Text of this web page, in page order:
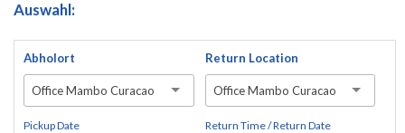
Auswahl:
Abholort
Office Mambo Curacao
Pickup Date
Return Location
Office Mambo Curacao
Return Time / Return Date